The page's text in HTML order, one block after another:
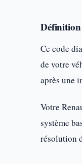
Ce code
de votre
après une
Votre
système
résolution